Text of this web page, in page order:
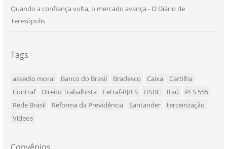
Quando a confiança volta, o mercado avança - O Diário de
Teresópolis
Tags
assedio moral Banco do Brasil Bradesco Caixa
Cartilha
Contraf
Direito Trabalhista Fetraf-RJ/ES HSBC Itaú
PLS 555
Rede Brasil
Reforma da Previdência Santander
terceirização
Vídeos